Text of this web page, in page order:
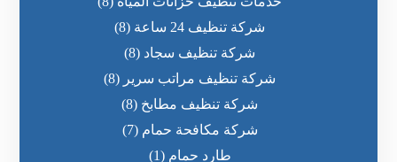
شركة تنظيف 24 ساعة
(8)
شركة تنظيف سجاد (8)
شركة تنظيف مراتب سرير (8)
شركة تنظيف مطابخ (8)
شركة مكافحة حمام (7)
طارد حمام (1)